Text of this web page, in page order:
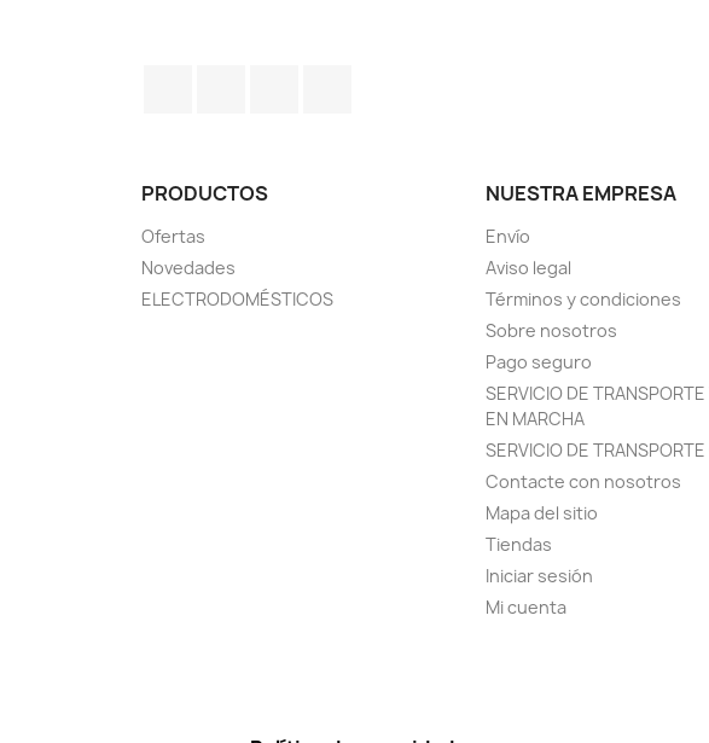
PRODUCTOS
Ofertas
Novedades
ELECTRODOMÉSTICOS
NUESTRA EMPRESA
Envío
Aviso legal
Términos y condiciones
Sobre nosotros
Pago seguro
SERVICIO DE
EN MARCHA
SERVICIO DE
Contacte con nosotros
Mapa del sitio
Tiendas
Iniciar sesión
Mi cuenta